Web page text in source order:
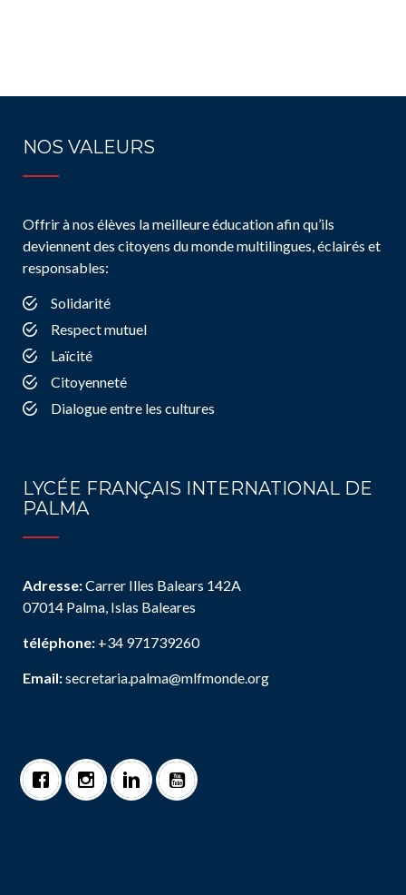
NOS VALEURS
Offrir à nos élèves la meilleure éducation afin qu’ils
deviennent des citoyens du monde multilingues, éclairés et
responsables:
Solidarité
Respect mutuel
Laïcité
Citoyenneté
Dialogue entre les cultures
LYCÉE FRANÇAIS INTERNATIONAL DE
PALMA
Adresse:Carrer Illes Balears 142A
07014 Palma, Islas Baleares
téléphone: +34 971739260
Email:secretaria.palma@mlfmonde.org